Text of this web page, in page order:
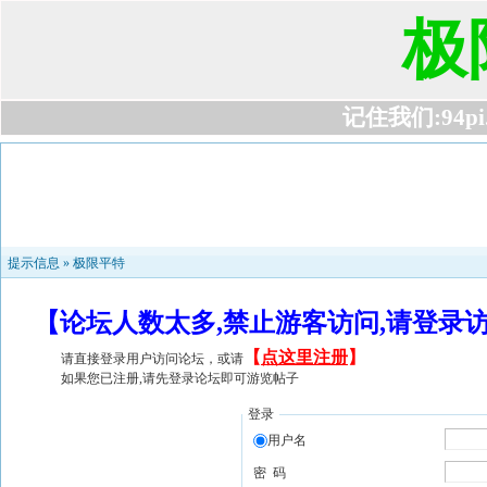
极
记住我们
提示信息 » 极限平特
【论坛人数太多,禁止游客访问,请登
请直接登录用户访问论坛，或请 【 点这里注册】
如果您已注册,请先登录论坛即可游览帖子
登录
用户名
密 码